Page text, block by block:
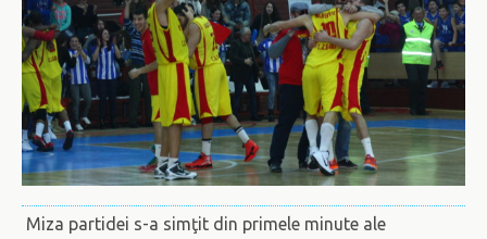
Miza partidei s-a simţit din primele minute ale